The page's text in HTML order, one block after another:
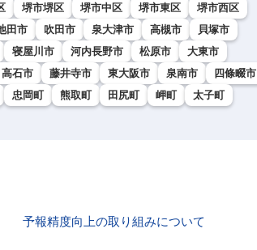
堺市堺区 堺市中区 堺市東区
堺市西区
田市 吹田市 泉大津市 高槻市
貝塚市
寝屋川市 河内長野市 松原市
大東市
高石市 藤井寺市 東大阪市 泉南市
四條畷市
忠岡町 熊取町 田尻町 岬町
太子町
予報精度向上の取り組みについて